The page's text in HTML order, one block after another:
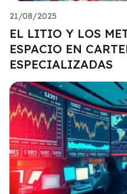
21/08/2025
EL LITIO Y LOS
ESPACIO EN
ESPECIALIZADAS